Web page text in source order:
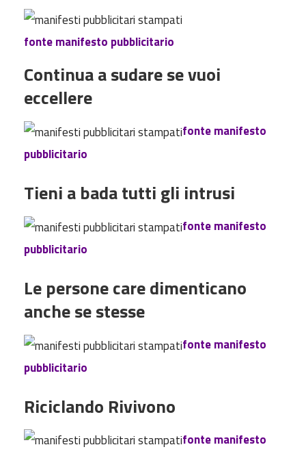
fonte manifesto pubblicitario
Continua a sudare se vuoi
eccellere
fonte manifesto
pubblicitario
Tieni a bada tutti gli intrusi
fonte manifesto
pubblicitario
Le persone care dimenticano
anche se stesse
fonte manifesto
pubblicitario
Riciclando Rivivono
fonte manifesto